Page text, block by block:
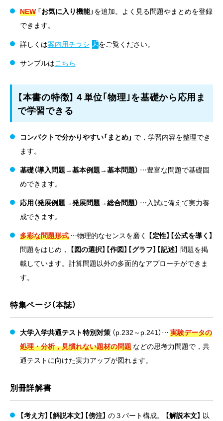
NEW「お気に入り機能」を追加。よく見る問題やまとめを登録
できます。
詳しくは案内用チラシ
をご覧ください。
サンプルはこちら
【本書の特徴】４単位｢物理｣を基礎から応用ま
で学習できる
コンパクトで分かりやすい「まとめ」 で，学習内容を整理でき
ます。
基礎（導入問題→基本例題→基本問題） …豊富な問題で基礎固
めできます。
応用（発展例題→発展問題→総合問題） …入試に備えて実力養
成できます。
多彩な問題形式…物理的なセンスを磨く 【定性】【公式を導く】
問題をはじめ， 【図の選択】【作図】【グラフ】【記述】 問題を掲
載しています。計算問題以外の多面的なアプローチができま
す。
特集ページ（本誌）
大学入学共通テスト特別対策（p.232～p.241）… 実験データの
処理・分析，見慣れない題材の問題などの思考力問題で，共
通テストに向けた実力アップが図れます。
別冊詳解書
【考え方】【解説本文】【傍注】 の３パート構成。 【解説本文】 以